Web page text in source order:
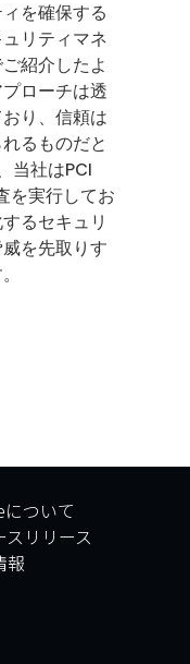
を確保する
リティマネ
紹介したよ
ローチは透
り、信頼は
るものだと
当社はPCI
を実行してお
るセキュリ
を先取りす
ついて
スリリース
報